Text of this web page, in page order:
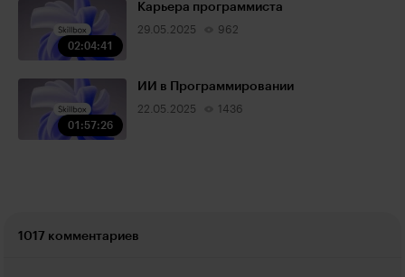
02:04:41
Карьера программиста
29.05.2025 962
01:57:26
ИИ в Программировании
22.05.2025 1436
1017 комментариев